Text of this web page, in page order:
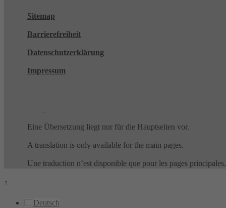
Sitemap
Barrierefreiheit
Datenschutzerklärung
Impressum
Eine Übersetzung liegt nur für die Hauptseiten vor.
A translation is only available for the main pages.
Une traduction n’est disponible que pour les pages principales.
↑
Deutsch